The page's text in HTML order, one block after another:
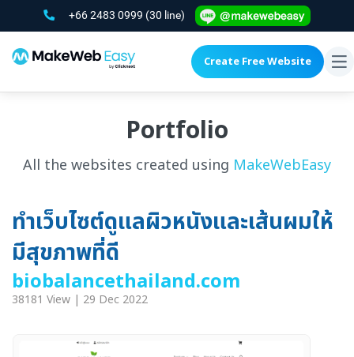
+66 2483 0999 (30 line)
Create Free Website
Portfolio
All the websites created using MakeWebEasy
ทำเว็บไซต์ดูแลผิวหนังและเส้นผมให้
มีสุขภาพที่ดี
biobalancethailand.com
38181 View | 29 Dec 2022